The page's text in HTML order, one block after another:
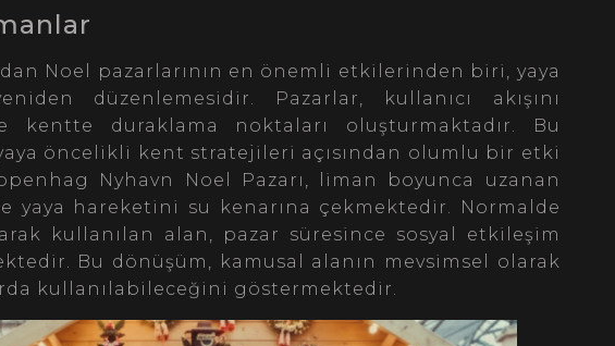
Noel pazarlarının en önemli etkilerinden biri, yaya
düzenlemesidir. Pazarlar, kullanıcı akışını
kentte duraklama noktaları oluşturmaktadır. Bu
öncelikli kent stratejileri açısından olumlu bir etki
Nyhavn Noel Pazarı, liman boyunca uzanan
yaya hareketini su kenarına çekmektedir. Normalde
kullanılan alan, pazar süresince sosyal etkileşim
Bu dönüşüm, kamusal alanın mevsimsel olarak
kullanılabileceğini göstermektedir.